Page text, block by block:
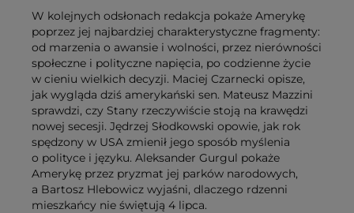
W kolejnych odsłonach redakcja pokaże Amerykę
poprzez jej najbardziej charakterystyczne fragmenty:
od marzenia o awansie i wolności, przez nierówności
społeczne i polityczne napięcia, po codzienne życie
w cieniu wielkich decyzji. Maciej Czarnecki opisze,
jak wygląda dziś amerykański sen. Mateusz Mazzini
sprawdzi, czy Stany rzeczywiście stoją na krawędzi
nowej secesji. Jędrzej Słodkowski opowie, jak rok
spędzony w USA zmienił jego sposób myślenia
o polityce i języku. Aleksander Gurgul pokaże
Amerykę przez pryzmat jej parków narodowych,
a Bartosz Hlebowicz wyjaśni, dlaczego rdzenni
mieszkańcy nie świętują 4 lipca.